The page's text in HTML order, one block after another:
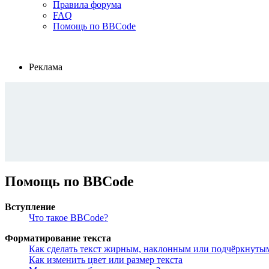
Правила форума
FAQ
Помощь по BBCode
Реклама
Помощь по BBCode
Вступление
Что такое BBCode?
Форматирование текста
Как сделать текст жирным, наклонным или
Как изменить цвет или размер текста